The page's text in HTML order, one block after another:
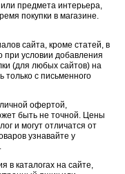
предмета интерьера,
покупки в магазине.
сайта, кроме статей, в
условии добавления
(для любых сайтов) на
только с письменного
офертой,
быть не точной. Цены
и могут отличатся от
узнавайте у
в каталогах на сайте,